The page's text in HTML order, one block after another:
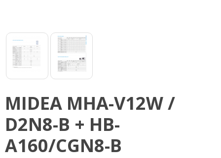
MIDEA MHA-V12W /
D2N8-B + HB-
A160/CGN8-B